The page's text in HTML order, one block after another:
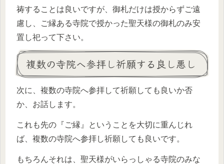
祷することは良いですが、御札だけは授からずご遠
慮し、ご縁ある寺院で授かった聖天様の御札のみ安
置し祀って下さい。
複数の寺院へ参拝し祈願する良し悪し
次に、複数の寺院へ参拝して祈願しても良いか否
か、お話します。
これも先の『ご縁』ということを大切に重んじれ
ば、複数の寺院へ参拝し祈願しても良いです。
もちろんそれは、聖天様がいらっしゃる寺院のみな